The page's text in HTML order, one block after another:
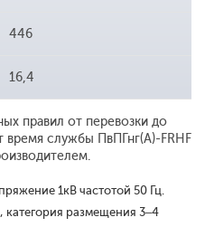
446
16,4
правил от перевозки до
время службы ПвПГнг(A)-FRHF
1кВ частотой 50 Гц.
категория размещения 3–4